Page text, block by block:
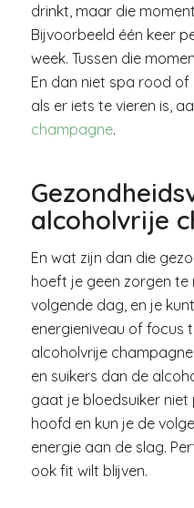
drinkt, maar die
Bijvoorbeeld één keer
week. Tussen die
En dan niet spa rood
als er iets te vieren is,
champagne.
alcoholvrije
En wat zijn dan die
hoeft je geen zorgen te
volgende dag, en je
energieniveau of focus
alcoholvrije
en suikers dan de
gaat je bloedsuiker niet
hoofd en kun je de
energie aan de slag.
ook fit wilt blijven.